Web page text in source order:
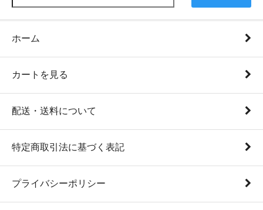
ホーム
カートを見る
配送・送料について
特定商取引法に基づく表記
プライバシーポリシー